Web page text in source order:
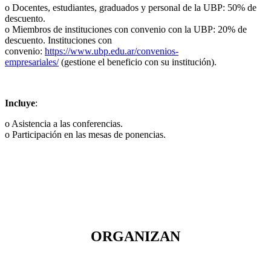
o Docentes, estudiantes, graduados y personal de la UBP: 50% de
descuento.
o Miembros de instituciones con convenio con la UBP: 20% de
descuento. Instituciones con
convenio: https://www.ubp.edu.ar/convenios-
empresariales/(gestione el beneficio con su institución).
Incluye:
o Asistencia a las conferencias.
o Participación en las mesas de ponencias.
ORGANIZAN